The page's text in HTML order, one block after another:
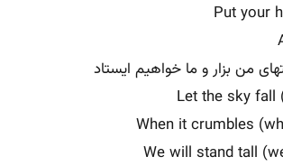
Put your
من بزار و ما خواهیم ایستاد
Let the sky fall
When it crumbles
We will stand tall